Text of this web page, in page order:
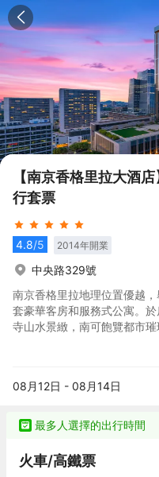
【南京香格里拉大酒
行套票
4.8/5 2014年開業
中央路329號
南京香格里拉地理位置優越
套豪華客房和服務式公寓。
寺山水景緻，南可飽覽都市
帶，北可將幕府山和閲江樓
灶·雲府” ，坐擁湖山美景，
南京香格里拉地理位置優越
帶，北可將幕府山和閲江樓
連續八年黑珍珠二鑽餐廳。
08月12日 - 08月14日
最多人選擇的出行時間
火車/高鐵票